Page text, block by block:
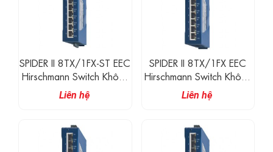
SPIDER II 8TX/1FX-ST EEC
Hirschmann Switch Không
Quản Lí 8 Cổng 100M
RJ45, 1 Cổng Quang MM
Liên hệ
SPIDER II 8TX/1FX EEC
Hirschmann Switch Không
Quản Lí 8 Cổng 100M
RJ45, 1 Cổng Quang MM
Liên hệ